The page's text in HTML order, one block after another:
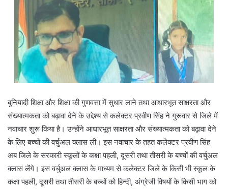
बुनियादी शिक्षा और शिक्षा की गुणवत्ता में सुधार लाने तथा आधारभूत साक्षरता और
संख्यात्मकता को बढ़ावा देने के उद्देश्य से कलेक्टर प्रवीण सिंह ने गुरूवार से जिले में
नवाचार शुरू किया है। उन्होंने आधारभूत साक्षरता और संख्यात्मकता को बढ़ावा देने
के लिए बच्चों की वर्चुअल क्लास ली। इस नवाचार के तहत कलेक्टर प्रवीण सिंह
अब जिले के सरकारी स्कूलों के कक्षा पहली, दूसरी तथा तीसरी के बच्चों की वर्चुअल
क्लास लेंगे। इस वर्चुअल क्लास के माध्यम से कलेक्टर जिले के किसी भी स्कूल के
कक्षा पहली, दूसरी तथा तीसरी के बच्चों को हिन्दी, अंग्रेजी विषयों के किसी भाग को